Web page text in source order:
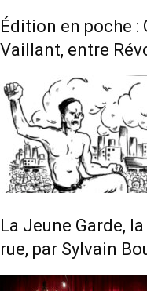
Édition en poche :
Vaillant, entre
La Jeune Garde,
rue, par Sylvain